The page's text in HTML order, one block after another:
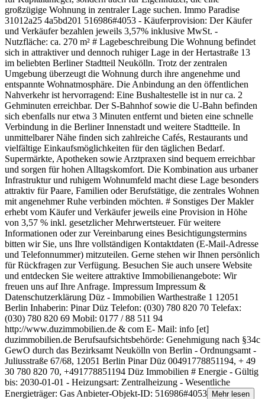
großzügige Wohnung in zentraler Lage suchen. Immo Paradise
31012a25 4a5bd201 516986#4053 - Käuferprovision: Der Käufer
und Verkäufer bezahlen jeweils 3,57% inklusive MwSt. -
Nutzfläche: ca. 270 m² # Lagebeschreibung Die Wohnung befindet
sich in attraktiver und dennoch ruhiger Lage in der Hertastraße 13
im beliebten Berliner Stadtteil Neukölln. Trotz der zentralen
Umgebung überzeugt die Wohnung durch ihre angenehme und
entspannte Wohnatmosphäre. Die Anbindung an den öffentlichen
Nahverkehr ist hervorragend: Eine Bushaltestelle ist in nur ca. 2
Gehminuten erreichbar. Der S-Bahnhof sowie die U-Bahn befinden
sich ebenfalls nur etwa 3 Minuten entfernt und bieten eine schnelle
Verbindung in die Berliner Innenstadt und weitere Stadtteile. In
unmittelbarer Nähe finden sich zahlreiche Cafés, Restaurants und
vielfältige Einkaufsmöglichkeiten für den täglichen Bedarf.
Supermärkte, Apotheken sowie Arztpraxen sind bequem erreichbar
und sorgen für hohen Alltagskomfort. Die Kombination aus urbaner
Infrastruktur und ruhigem Wohnumfeld macht diese Lage besonders
attraktiv für Paare, Familien oder Berufstätige, die zentrales Wohnen
mit angenehmer Ruhe verbinden möchten. # Sonstiges Der Makler
erhebt vom Käufer und Verkäufer jeweils eine Provision in Höhe
von 3,57 % inkl. gesetzlicher Mehrwertsteuer. Für weitere
Informationen oder zur Vereinbarung eines Besichtigungstermins
bitten wir Sie, uns Ihre vollständigen Kontaktdaten (E-Mail-Adresse
und Telefonnummer) mitzuteilen. Gerne stehen wir Ihnen persönlich
für Rückfragen zur Verfügung. Besuchen Sie auch unsere Website
und entdecken Sie weitere attraktive Immobilienangebote: Wir
freuen uns auf Ihre Anfrage. Impressum Impressum &
Datenschutzerklärung Düz - Immobilien Warthestraße 1 12051
Berlin Inhaberin: Pinar Düz Telefon: (030) 780 820 70 Telefax:
(030) 780 820 69 Mobil: 0177 / 88 511 94
http://www.duzimmobilien.de & com E- Mail: info [et]
duzimmobilien.de Berufsaufsichtsbehörde: Genehmigung nach §34c
GewO durch das Bezirksamt Neukölln von Berlin - Ordnungsamt -
Juliusstraße 67/68, 12051 Berlin Pinar Düz 00491778851194, + 49
30 780 820 70, +491778851194 Düz Immobilien # Energie - Gültig
bis: 2030-01-01 - Heizungsart: Zentralheizung - Wesentliche
Energieträger: Gas Anbieter-Objekt-ID: 516986#4053 Mehr lesen